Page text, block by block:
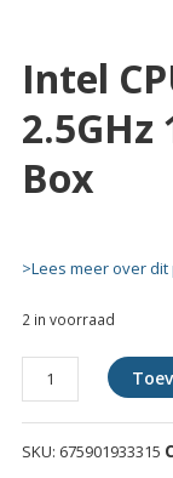
Intel
2.5GHz
Box
>Lees meer over
2 in voorraad
Intel
CPU/Core
i9-
11900F
SKU: 675901933315